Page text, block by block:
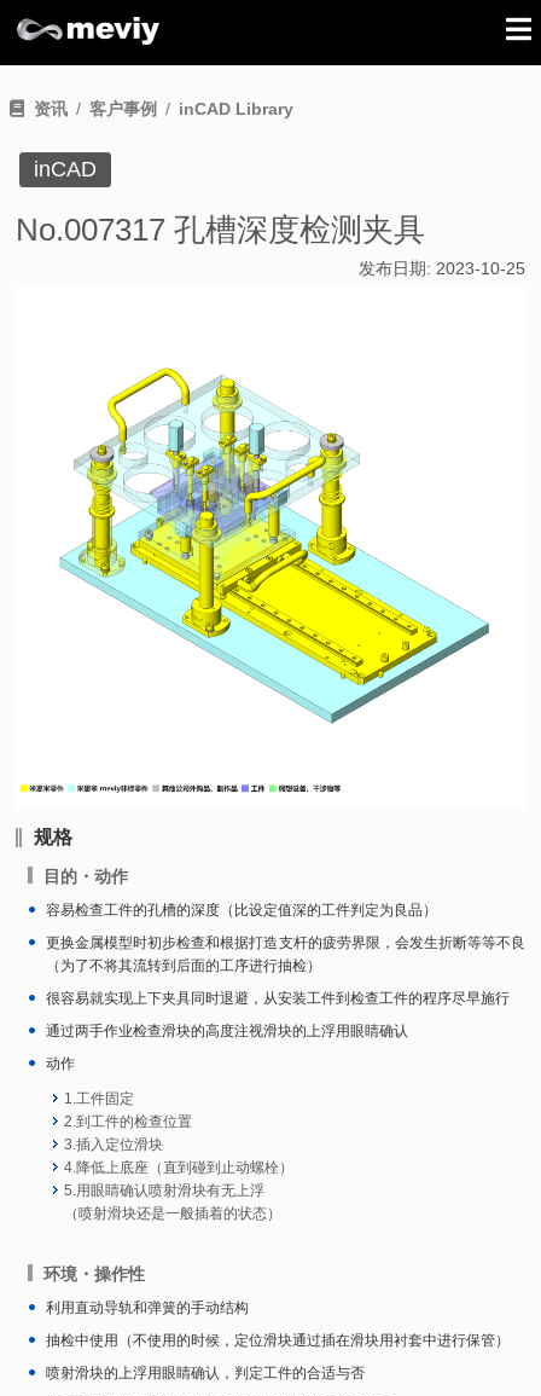
资讯 客户事例 inCAD Library
inCAD
No.007317 孔槽深度检测夹具
发布日期: 2023-10-25
规格
目的・动作
容易检查工件的孔槽的深度（比设定值深的工件判定为良品）
更换金属模型时初步检查和根据打造支杆的疲劳界限，会发生折断等等不良
（为了不将其流转到后面的工序进行抽检）
很容易就实现上下夹具同时退避，从安装工件到检查工件的程序尽早施行
通过两手作业检查滑块的高度注视滑块的上浮用眼睛确认
动作
1.工件固定
2.到工件的检查位置
3.插入定位滑块
4.降低上底座（直到碰到止动螺栓）
5.用眼睛确认喷射滑块有无上浮
（喷射滑块还是一般插着的状态）
环境・操作性
利用直动导轨和弹簧的手动结构
抽检中使用（不使用的时候，定位滑块通过插在滑块用衬套中进行保管）
喷射滑块的上浮用眼睛确认，判定工件的合适与否